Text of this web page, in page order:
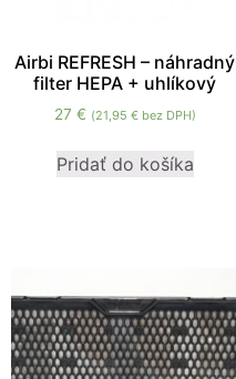
Airbi REFRESH – náhradný
filter HEPA + uhlíkový
27 € (21,95 €bez DPH)
Pridať do košíka